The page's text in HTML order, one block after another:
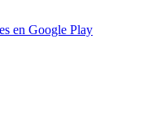
en Google Play